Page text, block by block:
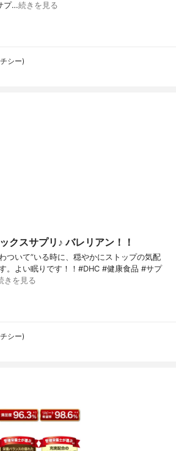
プ…続きを見る
シー)
クスサプリ♪ バレリアン！！
ついて”いる時に、穏やかにストップの気配
。よい眠りです！！#DHC #健康食品 #サプ
きを見る
シー)